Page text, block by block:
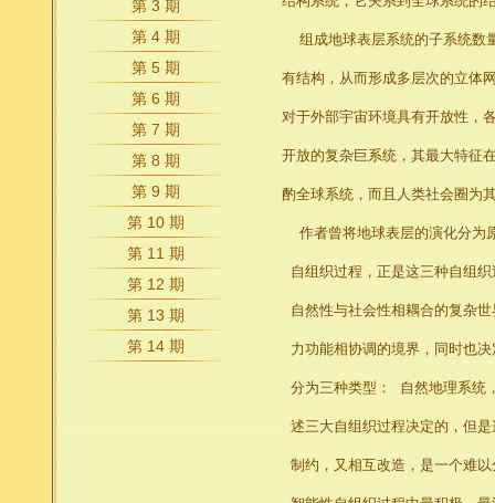
第 3 期
第 4 期
第 5 期
第 6 期
第 7 期
第 8 期
第 9 期
第 10 期
第 11 期
第 12 期
第 13 期
第 14 期
组成地球表层系统的子系统数
有结构，从而形成多层次的立体
对于外部宇宙环境具有开放性，
开放的复杂巨系统，其最大特征
酌全球系统，而且人类社会圈为
作者曾将地球表层的演化分为
自组织过程，正是这三种自组
自然性与社会性相耦合的复杂
力功能相协调的境界，同时也
分为三种类型： 自然地理系统
述三大自组织过程决定的，但
制约，又相互改造，是一个难